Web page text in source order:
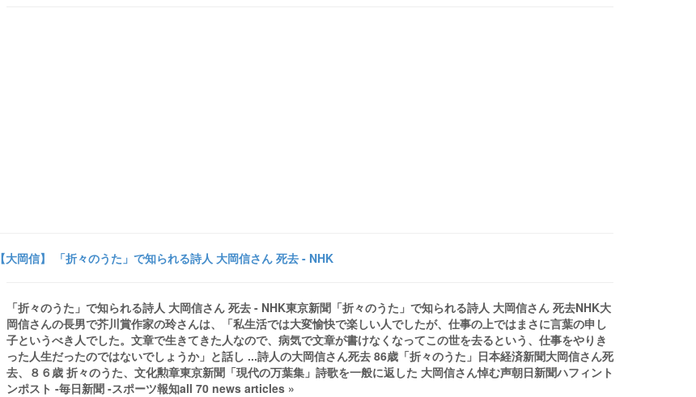
【大岡信】 「折々のうた」で知られる詩人 大岡信さん 死去 - NHK
「折々のうた」で知られる詩人 大岡信さん 死去 - NHK東京新聞「折々のうた」で知られる詩人 大岡信さん 死去NHK大
岡信さんの長男で芥川賞作家の玲さんは、「私生活では大変愉快で楽しい人でしたが、仕事の上ではまさに言葉の申し
子というべき人でした。文章で生きてきた人なので、病気で文章が書けなくなってこの世を去るという、仕事をやりき
った人生だったのではないでしょうか」と話し ...詩人の大岡信さん死去 86歳「折々のうた」日本経済新聞大岡信さん死
去、８６歳 折々のうた、文化勲章東京新聞「現代の万葉集」詩歌を一般に返した 大岡信さん悼む声朝日新聞ハフィント
ンポスト -毎日新聞 -スポーツ報知all 70 news articles »